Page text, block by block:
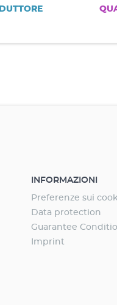
INFORMAZIONI
Preferenze sui
Data protection
Guarantee
Imprint